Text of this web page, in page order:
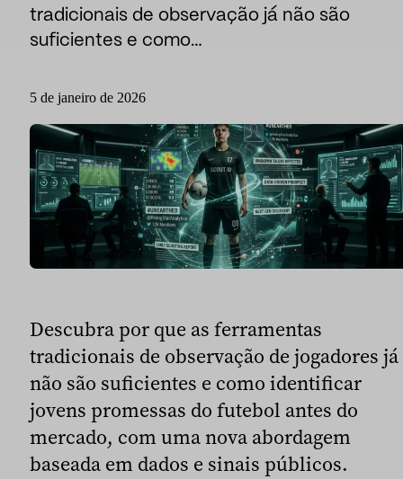
Desporto
Esporte e talento
Instituições públicas
tradicionais de observação já não são
suficientes e como…
5 de janeiro de 2026
Descubra por que as ferramentas
tradicionais de observação de jogadores já
não são suficientes e como identificar
jovens promessas do futebol antes do
mercado, com uma nova abordagem
baseada em dados e sinais públicos.